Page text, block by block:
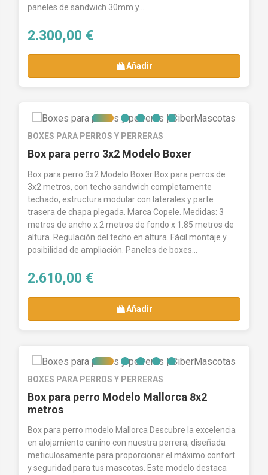
paneles de sandwich 30mm y...
2.300,00 €
Añadir
BOXES PARA PERROS Y PERRERAS
Box para perro 3x2 Modelo Boxer
Box para perro 3x2 Modelo Boxer Box para perros de
3x2 metros, con techo sandwich completamente
techado, estructura modular con laterales y parte
trasera de chapa plegada. Marca Copele. Medidas: 3
metros de ancho x 2 metros de fondo x 1.85 metros de
altura. Regulación del techo en altura. Fácil montaje y
posibilidad de ampliación. Paneles de boxes...
2.610,00 €
Añadir
BOXES PARA PERROS Y PERRERAS
Box para perro Modelo Mallorca 8x2
metros
Box para perro modelo Mallorca Descubre la excelencia
en alojamiento canino con nuestra perrera, diseñada
meticulosamente para proporcionar el máximo confort
y seguridad para tus mascotas. Este modelo destaca